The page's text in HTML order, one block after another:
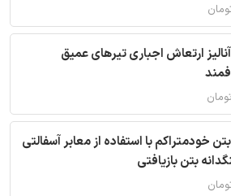
ارتعاش اجباری تیرهای عمیق
خودمتراکم با استفاده از معابر آسفالتی
بتن بازیافتی